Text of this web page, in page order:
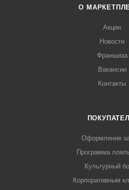
О
Акции
Новости
Франшиза
Вакансии
Контакты
Оформление
Программа
Культурный
Корпоративным